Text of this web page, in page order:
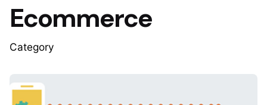
Ecommerce
Category